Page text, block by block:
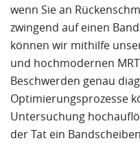
wenn Sie an
zwingend auf einen
können wir mithilfe
und hochmodernen
Beschwerden genau
Optimierungsprozesse
Untersuchung
der Tat ein